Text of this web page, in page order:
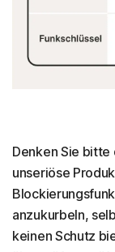
Denken Sie bitte
unseriöse
anzukurbeln,
keinen Schutz